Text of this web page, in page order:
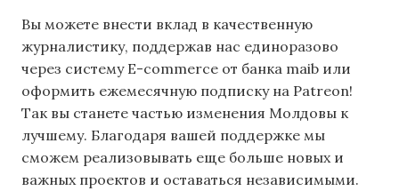
Вы можете внести вклад в качественную
журналистику, поддержав нас единоразово
через систему E-commerce от банка maib или
оформить ежемесячную подписку на Patreon!
Так вы станете частью изменения Молдовы к
лучшему. Благодаря вашей поддержке мы
сможем реализовывать еще больше новых и
важных проектов и оставаться независимыми.